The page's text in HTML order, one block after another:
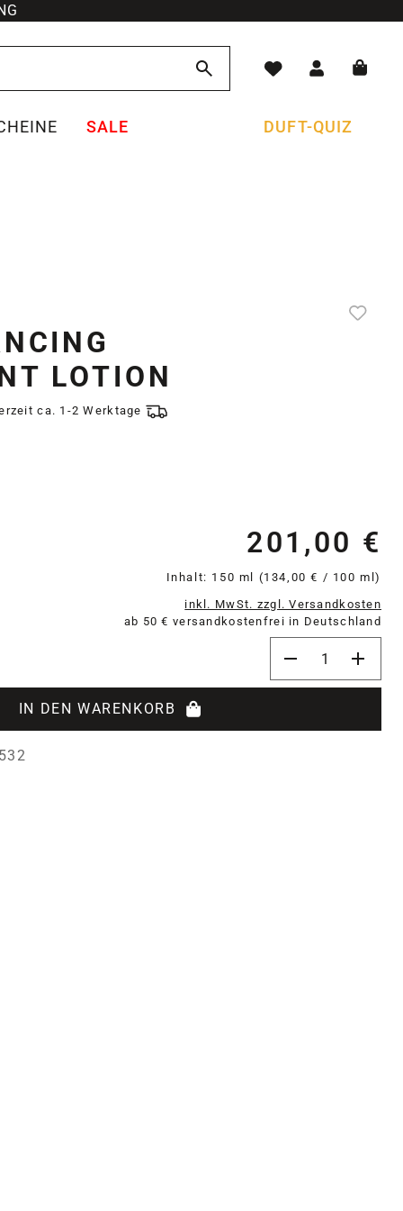
SALE DUFT-QUIZ
LOTION
ca. 1-2 Werktage
201,00 €
Inhalt: 150 ml (134,00 € / 100 ml)
inkl. MwSt. zzgl. Versandkosten
ab 50 € versandkostenfrei in Deutschland
IN DEN WARENKORB